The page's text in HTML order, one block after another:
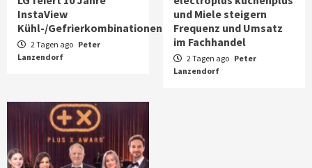
InstaView
Kühl-/Gefrierkombinationen
2 Tagen ago Peter
Lanzendorf
und Miele steigern
Frequenz und Umsatz
im Fachhandel
2 Tagen ago Peter
Lanzendorf